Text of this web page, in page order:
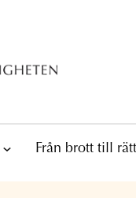
Från brott till